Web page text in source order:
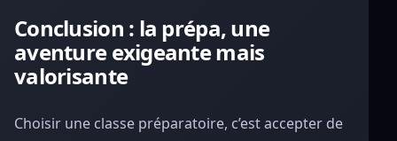
Conclusion : la prépa, une
aventure exigeante mais
valorisante
Choisir une classe préparatoire, c’est accepter de